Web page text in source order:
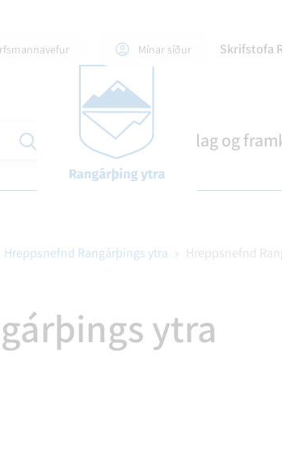
Stjórnsýsla Skipulag og
Mínar síður Skrifstofa
Hreppsnefnd Rangárþings ytra
Hreppsnefnd
ytra